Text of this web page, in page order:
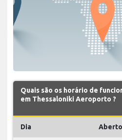
Quais são os horário de
em Thessaloniki Aeroporto ?
Dia Aberto